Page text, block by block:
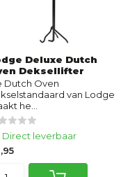
Deluxe Dutch
Deksellifter
Dutch Oven
van Lodge
he...
Direct leverbaar